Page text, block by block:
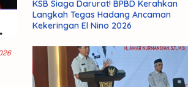
KSB Siaga Darurat! BPBD Kerahkan
Langkah Tegas Hadang Ancaman
Kekeringan El Nino 2026